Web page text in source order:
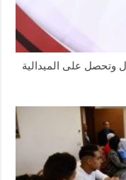
وتحصل على الميدالية